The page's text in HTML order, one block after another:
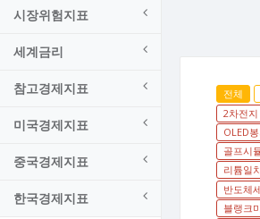
시장위험지표
세계금리
참고경제지표
미국경제지표
중국경제지표
한국경제지표
전체
2차전
OLED
골프시
리튬일
반도체
블랭크